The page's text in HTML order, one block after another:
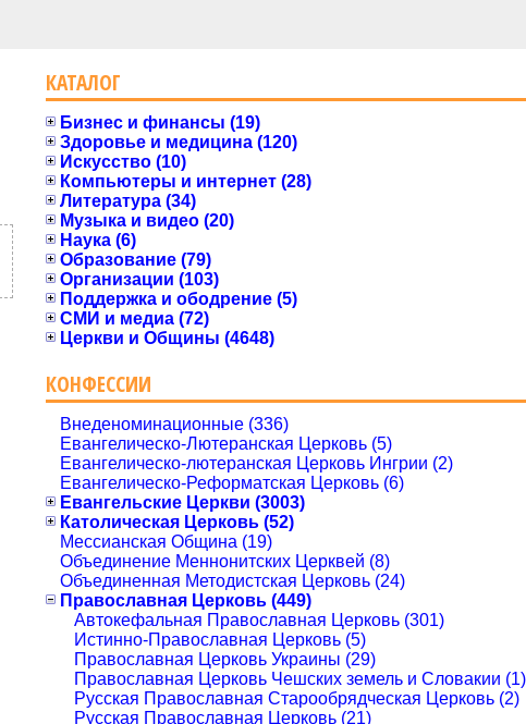
КАТАЛОГ
Бизнес и финансы (19)
Здоровье и медицина (120)
Искусство (10)
Компьютеры и интернет (28)
Литература (34)
Музыка и видео (20)
Наука (6)
Образование (79)
Организации (103)
Поддержка и ободрение (5)
СМИ и медиа (72)
Церкви и Общины (4648)
КОНФЕССИИ
Внеденоминационные (336)
Евангелическо-Лютеранская Церковь (5)
Евангелическо-лютеранская Церковь Ингрии (2)
Евангелическо-Реформатская Церковь (6)
Евангельские Церкви (3003)
Католическая Церковь (52)
Мессианская Община (19)
Объединение Меннонитских Церквей (8)
Объединенная Методистская Церковь (24)
Православная Церковь (449)
Автокефальная Православная Церковь (301)
Истинно-Православная Церковь (5)
Православная Церковь Украины (29)
Православная Церковь Чешских земель и Словакии (1)
Русская Православная Старообрядческая Церковь (2)
Русская Православная Церковь (21)